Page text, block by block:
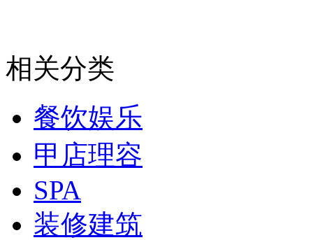
相关分类
餐饮娱乐
甲店理容
SPA
装修建筑